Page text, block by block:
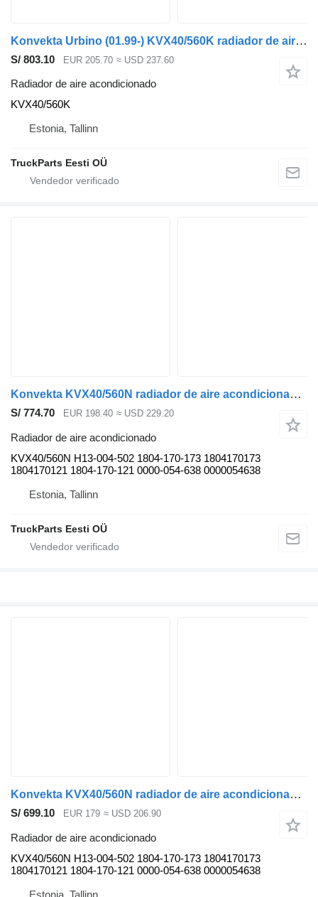
Konvekta Urbino (01.99-) KVX40/560K radiador de aire acondicionado para Solaris Urbino, Alpino, Vacanza (1999-) autobús
S/ 803.10 EUR 205.70 ≈ USD 237.60
Radiador de aire acondicionado
KVX40/560K
Estonia, Tallinn
TruckParts Eesti OÜ
Konvekta KVX40/560N radiador de aire acondicionado para Solaris Urbino, Alpino, Vacanza (1999-) autobús
S/ 774.70 EUR 198.40 ≈ USD 229.20
Radiador de aire acondicionado
KVX40/560N H13-004-502 1804-170-173 1804170173
1804170121 1804-170-121 0000-054-638 0000054638
Estonia, Tallinn
TruckParts Eesti OÜ
Konvekta KVX40/560N radiador de aire acondicionado para Solaris Urbino, Alpino, Vacanza (1999-) autobús
S/ 699.10 EUR 179 ≈ USD 206.90
Radiador de aire acondicionado
KVX40/560N H13-004-502 1804-170-173 1804170173
1804170121 1804-170-121 0000-054-638 0000054638
Estonia, Tallinn